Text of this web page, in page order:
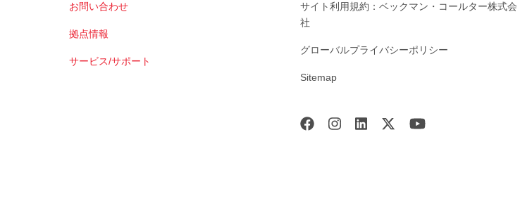
お問い合わせ
拠点情報
サービス/サポート
サイト利用規約：ベックマン・コールター株式会
社
グローバルプライバシーポリシー
Sitemap